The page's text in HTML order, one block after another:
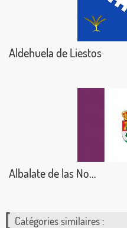
Aldehuela de Liestos
Albalate de las No...
Catégories similaires :